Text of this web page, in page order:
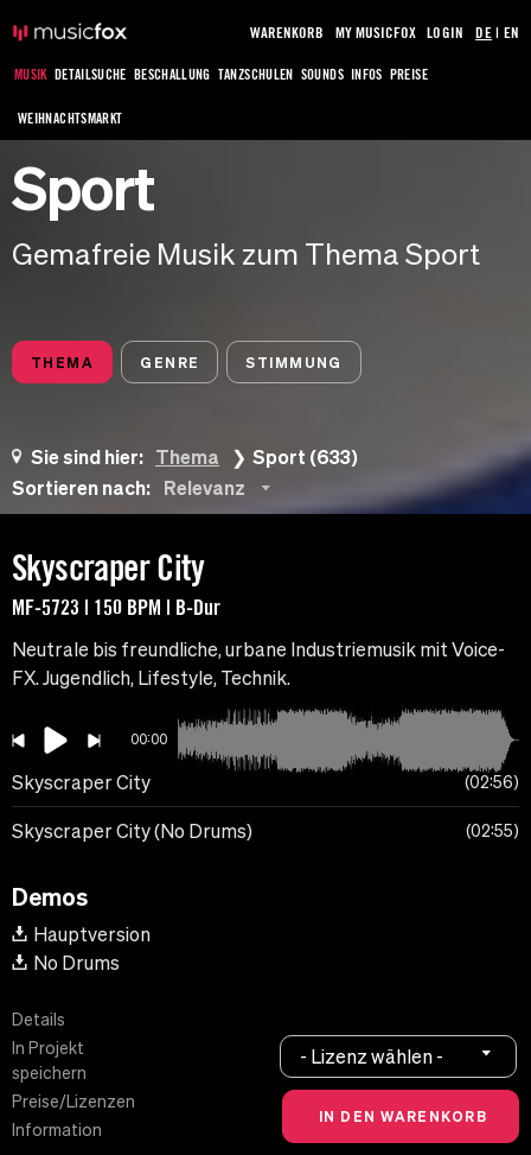
MUSIK DETAILSUCHE BESCHALLUNG TANZSCHULEN SOUNDS INFOS PREISE
WEIHNACHTSMARKT
WARENKORB MY MUSICFOX LOGIN DE| EN
Sport
Gemafreie Musik zum Thema Sport
THEMA GENRE STIMMUNG
Sie sind hier: Thema
Sport (633)
Sortieren nach:
Relevanz
Skyscraper City
MF-5723 | 150 BPM | B-Dur
Neutrale bis freundliche, urbane Industriemusik mit Voice-
FX. Jugendlich, Lifestyle, Technik.
00:00
Skyscraper City 02:56
Skyscraper City (No Drums) 02:55
Demos
Hauptversion
No Drums
Details
In Projekt
speichern
Preise/Lizenzen
Information
- Lizenz wählen -